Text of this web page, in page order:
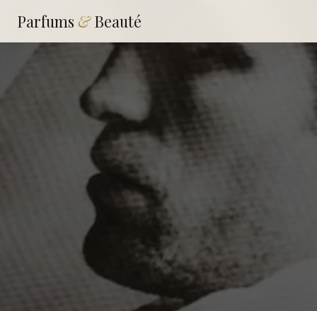
Parfums &Beauté